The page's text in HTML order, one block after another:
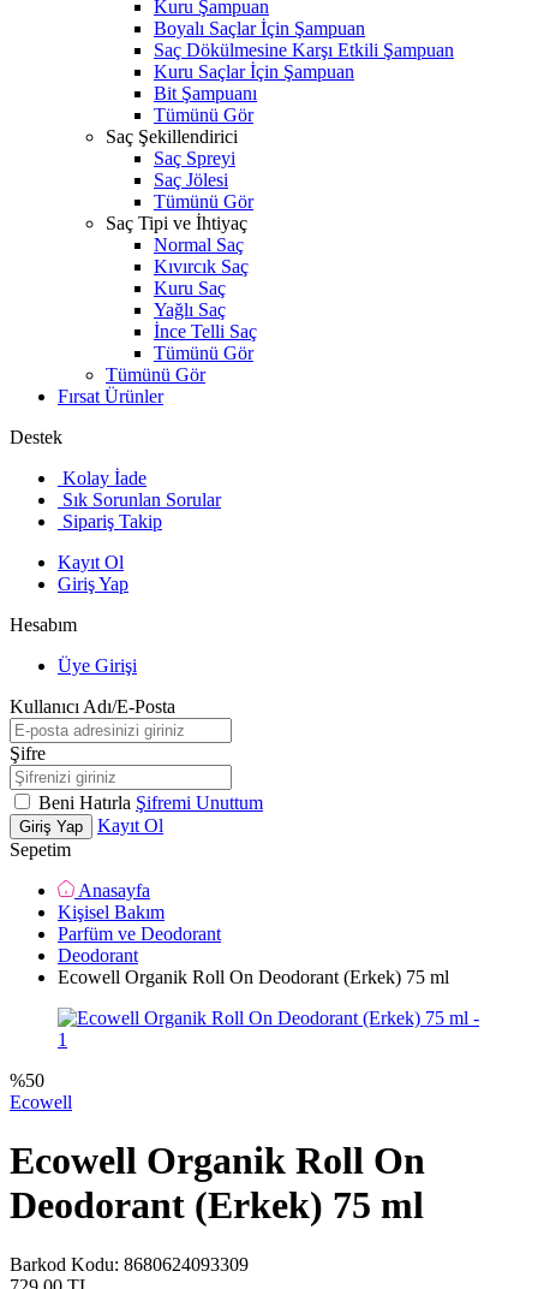
Kuru Şampuan
Boyalı Saçlar İçin Şampuan
Saç Dökülmesine Karşı Etkili Şampuan
Kuru Saçlar İçin Şampuan
Bit Şampuanı
Tümünü Gör
Saç Şekillendirici
Saç Spreyi
Saç Jölesi
Tümünü Gör
Saç Tipi ve İhtiyaç
Normal Saç
Kıvırcık Saç
Kuru Saç
Yağlı Saç
İnce Telli Saç
Tümünü Gör
Tümünü Gör
Fırsat Ürünler
Destek
Kolay İade
Sık Sorunlan Sorular
Sipariş Takip
Kayıt Ol
Giriş Yap
Hesabım
Üye Girişi
Kullanıcı Adı/E-Posta
Şifre
Beni Hatırla Şifremi Unuttum
Giriş Yap
Kayıt Ol
Sepetim
Anasayfa
Kişisel Bakım
Parfüm ve Deodorant
Deodorant
Ecowell Organik Roll On Deodorant (Erkek) 75 ml
%50
Ecowell
Ecowell Organik Roll On
Deodorant (Erkek) 75 ml
Barkod Kodu: 8680624093309